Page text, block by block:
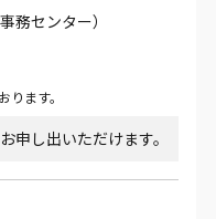
事務センター）
ます。
申し出いただけます。